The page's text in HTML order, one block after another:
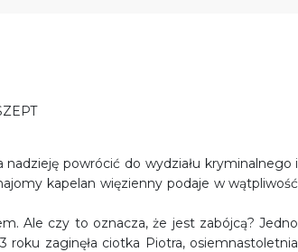
powrócić do wydziału kryminalnego i
kapelan więzienny podaje w wątpliwość
Ale czy to oznacza, że jest zabójcą? Jedno
zaginęła ciotka Piotra, osiemnastoletnia